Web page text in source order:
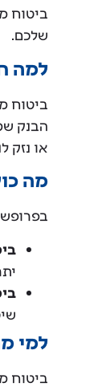
ביטוח
שלכם.
למה
ביטוח
הבנק
או נזק
מה
למי
ביטוח